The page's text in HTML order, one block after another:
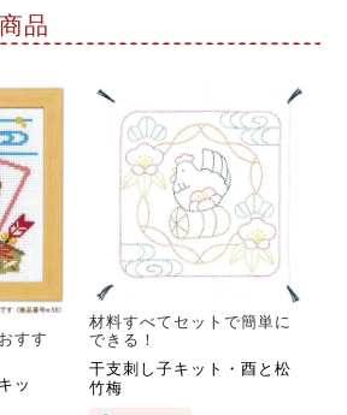
品
すす
ッ
材料すべてセットで簡単に
できる！
干支刺し子キット・酉と松
竹梅